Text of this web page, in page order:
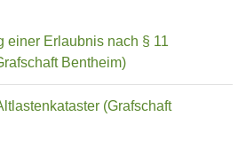
einer Erlaubnis nach § 11
Bentheim)
(Grafschaft